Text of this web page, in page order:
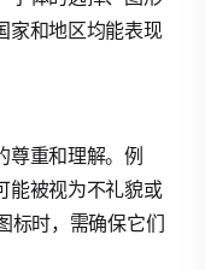
家和地区均能表现
尊重和理解。例
能被视为不礼貌或
标时，需确保它们